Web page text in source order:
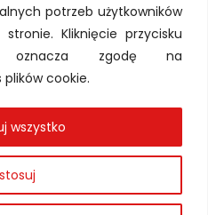
potrzeb użytkowników
Kliknięcie przycisku
oznacza zgodę na
cookie.
wszystko